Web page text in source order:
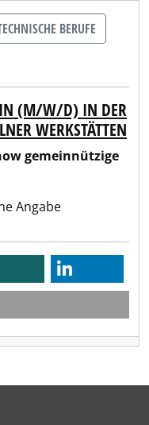
BERUFE
(M/W/D) IN DER
WERKSTÄTTEN
gemeinnützige
Angabe